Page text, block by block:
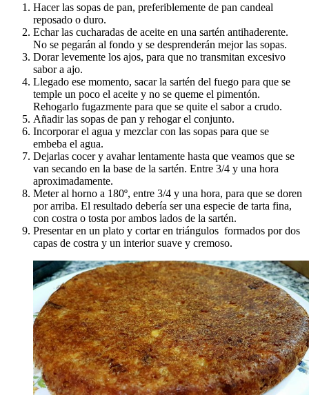
Hacer las sopas de pan, preferiblemente de pan candeal
reposado o duro.
Echar las cucharadas de aceite en una sartén antihaderente.
No se pegarán al fondo y se desprenderán mejor las sopas.
Dorar levemente los ajos, para que no transmitan excesivo
sabor a ajo.
Llegado ese momento, sacar la sartén del fuego para que se
temple un poco el aceite y no se queme el pimentón.
Rehogarlo fugazmente para que se quite el sabor a crudo.
Añadir las sopas de pan y rehogar el conjunto.
Incorporar el agua y mezclar con las sopas para que se
embeba el agua.
Dejarlas cocer y avahar lentamente hasta que veamos que se
van secando en la base de la sartén. Entre 3/4 y una hora
aproximadamente.
Meter al horno a 180º, entre 3/4 y una hora, para que se doren
por arriba. El resultado debería ser una especie de tarta fina,
con costra o tosta por ambos lados de la sartén.
Presentar en un plato y cortar en triángulos formados por dos
capas de costra y un interior suave y cremoso.